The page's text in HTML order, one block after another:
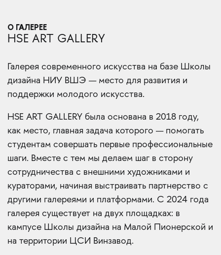
О ГАЛЕРЕЕ
HSE ART GALLERY
Галерея современного искусства на базе Школы
дизайна НИУ ВШЭ — место для развития и
поддержки молодого искусства.
HSE ART GALLERY была основана в 2018 году,
как место, главная задача которого — помогать
студентам совершать первые профессиональные
шаги. Вместе с тем мы делаем шаг в сторону
сотрудничества с внешними художниками и
кураторами, начиная выстраивать партнерство с
другими галереями и платформами. С 2024 года
галерея существует на двух площадках: в
кампусе Школы дизайна на Малой Пионерской и
на территории ЦСИ Винзавод.